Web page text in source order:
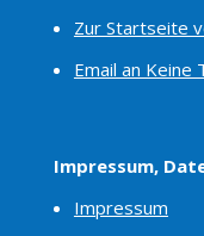
Zur Startseite
Email an Keine
Impressum,
Impressum